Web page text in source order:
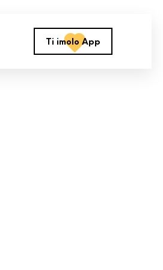
Ti imolo App